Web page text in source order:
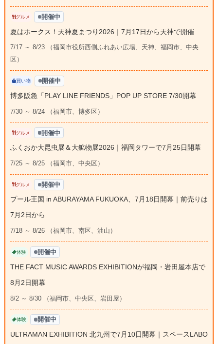
グルメ 開催中
夏はホークス！天神夏まつり2026｜7月17日から天神で開催
7/17 ～ 8/23 （福岡市役所西側ふれあい広場、天神、福岡市、中央
区）
買い物 開催中
博多阪急「PLAY LINE FRIENDS」POP UP STORE 7/30開幕
7/30 ～ 8/24 （福岡市、博多区）
グルメ 開催中
ふくおか大昆虫展＆大鉱物展2026｜福岡タワーで7月25日開幕
7/25 ～ 8/25 （福岡市、中央区）
グルメ 開催中
プール王国 in ABURAYAMA FUKUOKA、7月18日開幕｜前売りは
7月2日から
7/18 ～ 8/26 （福岡市、南区、油山）
体験 開催中
THE FACT MUSIC AWARDS EXHIBITIONが福岡・岩田屋本店で
8月2日開幕
8/2 ～ 8/30 （福岡市、中央区、岩田屋）
体験 開催中
ULTRAMAN EXHIBITION 北九州で7月10日開幕｜スペースLABO